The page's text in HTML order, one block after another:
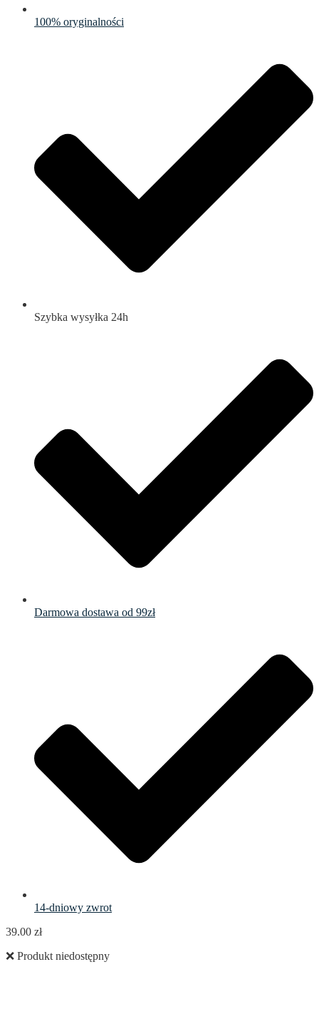
100% oryginalności
Szybka wysyłka 24h
Darmowa dostawa od 99zł
14-dniowy zwrot
39.00 zł
❌ Produkt niedostępny